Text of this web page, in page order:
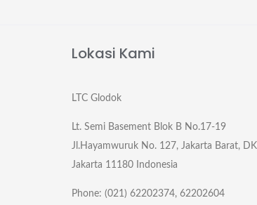
Lokasi Kami
LTC Glodok
Lt. Semi Basement Blok B No.17-19
Jl.Hayamwuruk No. 127, Jakarta Barat, DKI
Jakarta 11180 Indonesia
Phone: (021) 62202374, 62202604